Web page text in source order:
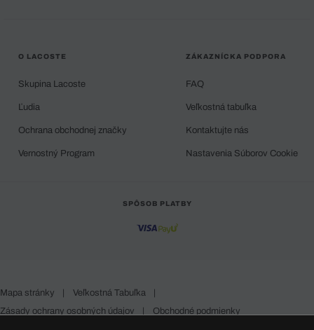
O LACOSTE
Skupina Lacoste
Ľudia
Ochrana obchodnej značky
Vernostný Program
ZÁKAZNÍCKA PODPORA
FAQ
Veľkostná tabuľka
Kontaktujte nás
Nastavenia Súborov Cookie
SPÔSOB PLATBY
Mapa stránky | Veľkostná Tabuľka
|
Zásady ochrany osobných údajov
| Obchodné podmienky